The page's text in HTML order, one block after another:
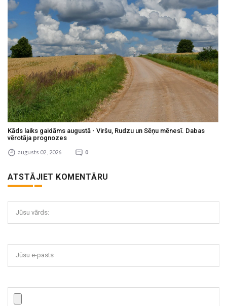
Kāds laiks gaidāms augustā - Viršu, Rudzu un Sēņu mēnesī. Dabas
vērotāja prognozes
augusts 02 , 2026 0
ATSTĀJIET KOMENTĀRU
Jūsu vārds:
Jūsu e-pasts